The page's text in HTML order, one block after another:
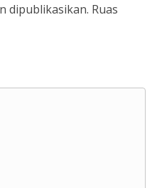
dipublikasikan. Ruas